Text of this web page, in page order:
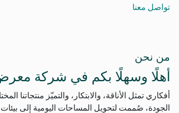
تواصل معنا
من نحن
أهلًا وسهلًا بكم في شركة
أفكاري تمثل الأناقة، والابتكار، والتميّز منتجاتنا
الجودة، صُممت لتحويل المساحات اليومية إلى